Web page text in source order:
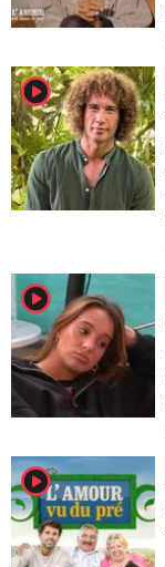
player2
player2
player2